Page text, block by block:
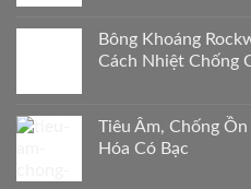
Bông Khoáng
Cách Nhiệt Chống
Tiêu Âm, Chống
Hóa Có Bạc